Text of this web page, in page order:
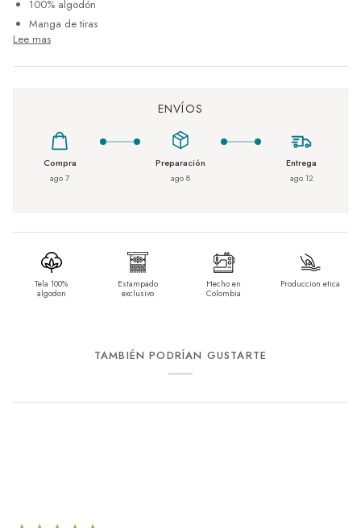
100% algodón
Manga de tiras
Lee mas
ENVÍOS
Compra
ago 7
Preparación
ago 8
Entrega
ago 12
Tela 100%
algodon
Estampado
exclusivo
Hecho en
Colombia
Produccion etica
TAMBIÉN PODRÍAN GUSTARTE